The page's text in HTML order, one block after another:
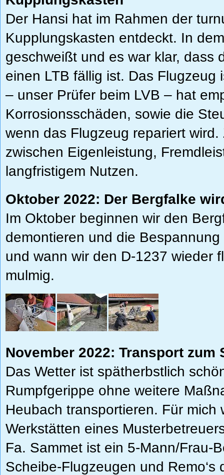
Der Hansi hat im Rahmen der
Kupplungskasten entdeckt. In
geschweißt und es war klar, dass
einen LTB fällig ist. Das
– unser Prüfer beim LVB – hat
Korrosionsschäden, sowie die
wenn das Flugzeug repariert
zwischen Eigenleistung,
langfristigem Nutzen.
Oktober 2022: Der Bergfalke
Im Oktober beginnen wir den
demontieren und die
und wann wir den D-1237 wieder
mulmig.
November 2022: Transport
Das Wetter ist spätherbstlich
Rumpfgerippe ohne weitere
Heubach transportieren. Für
Werkstätten eines
Fa. Sammet ist ein 5-Mann/Frau-
Scheibe-Flugzeugen und